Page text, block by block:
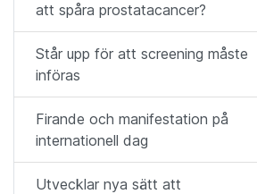
att spåra prostatacancer?
Står upp för att screening måste
införas
Firande och manifestation på
internationell dag
Utvecklar nya sätt att